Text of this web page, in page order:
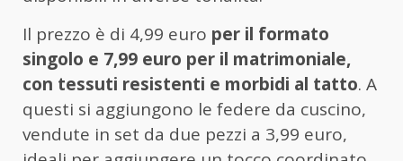
Il prezzo è di 4,99 euro per il formato
singolo e 7,99 euro per il matrimoniale,
con tessuti resistenti e morbidi al tatto. A
questi si aggiungono le federe da cuscino,
vendute in set da due pezzi a 3,99 euro,